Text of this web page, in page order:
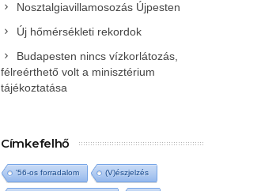
Nosztalgiavillamosozás Újpesten
Új hőmérsékleti rekordok
Budapesten nincs vízkorlátozás,
félreérthető volt a minisztérium
tájékoztatása
Címkefelhő
'56-os forradalom (V)észjelzés